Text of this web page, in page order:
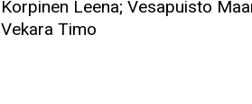
Korpinen Leena; Vesapuisto
Vekara Timo